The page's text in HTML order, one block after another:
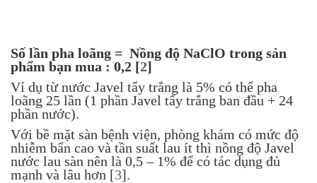
Số lần pha loãng = Nồng độ NaClO trong sản
phẩm bạn mua : 0,2 [2]
Ví dụ từ nước Javel tẩy trắng là 5% có thể pha
loãng 25 lần (1 phần Javel tẩy trắng ban đầu + 24
phần nước).
Với bề mặt sàn bệnh viện, phòng khám có mức độ
nhiễm bẩn cao và tần suất lau ít thì nồng độ Javel
nước lau sàn nên là 0,5 – 1% để có tác dụng đủ
mạnh và lâu hơn [3].